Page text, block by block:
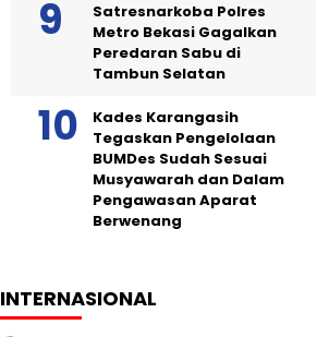
Satresnarkoba Polres
Metro Bekasi Gagalkan
Peredaran Sabu di
Tambun Selatan
Kades Karangasih
Tegaskan Pengelolaan
BUMDes Sudah Sesuai
Musyawarah dan Dalam
Pengawasan Aparat
Berwenang
INTERNASIONAL